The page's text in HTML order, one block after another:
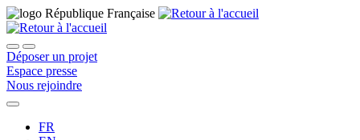
Déposer un projet
Espace presse
Nous rejoindre
FR